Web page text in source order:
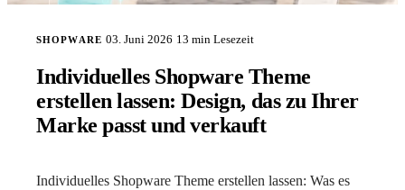
SHOPWARE 03. Juni 2026 13 min Lesezeit
Individuelles Shopware Theme
erstellen lassen: Design, das zu Ihrer
Marke passt und verkauft
Individuelles Shopware Theme erstellen lassen: Was es